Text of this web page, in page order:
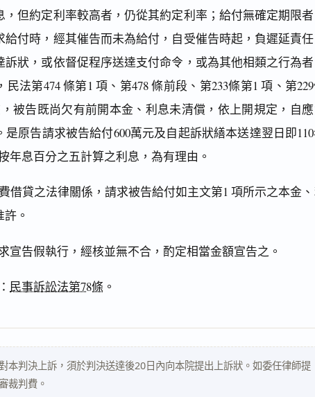
但約定利率較高者，仍從其約定利率；給付無確定期限者
付時，經其催告而未為給付，自受催告時起，負遲延責任
狀，或依督促程序送達支付命令，或為其他相類之行為者
法第474 條第1 項、第478 條前段、第233條第1 項、第
被告既尚欠有前開本金、利息未清償，依上開規定，自
原告請求被告給付600萬元及自起訴狀繕本送達翌日即
年息百分之五計算之利息，為有理由。
借貸之法律關係，請求被告給付如主文第1 項所示之本金
。
宣告假執行，經核並無不合，酌定相當金額宣告之。
民事訴訟法第78條 。
本判決上訴，須於判決送達後20日內向本院提出上訴狀。如委任律師提
裁判費。